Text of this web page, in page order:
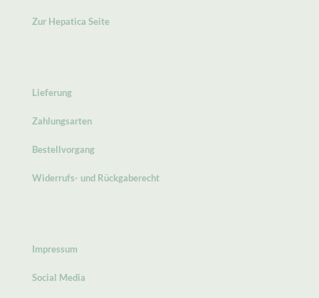
Zur Hepatica Seite
Lieferung
Zahlungsarten
Bestellvorgang
Widerrufs- und Rückgaberecht
Impressum
Social Media